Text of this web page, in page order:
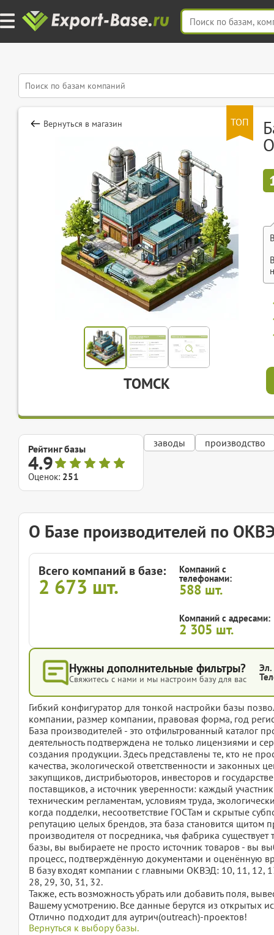
ТОП
Вернуться в магазин
ТОМСК
Рейтинг базы
4.9
Оценок: 251
заводы производство
О Базе производителей по
Всего компаний в базе:
2 673 шт.
Компаний с
телефонами:
588 шт.
Компаний с адресами:
2 305 шт.
Нужны дополнительные фильтры?
Свяжитесь с нами и мы настроим базу для вас
Эл.
Гибкий конфигуратор для тонкой настройки базы
компании, размер компании, правовая форма, год
База производителей - это отфильтрованный каталог
деятельность подтверждена не только лицензиями и
создания продукции. Здесь представлены те, кто не
качества, экологической ответственности и законных
закупщиков, дистрибьюторов, инвесторов и
поставщиков, а источник уверенности: каждый
техническим регламентам, условиям труда,
когда подделки, несоответствие ГОСТам и скрытые
репутацию целых брендов, эта база становится щитом
производителя от посредника, чья фабрика
базы, вы выбираете не просто источник товаров - вы
процесс, подтверждённую документами и оценённую
В базу входят компании с главными ОКВЭД: 10, 11, 12,
28, 29, 30, 31, 32.
Также, есть возможность убрать или добавить поля,
Вашему усмотрению. Все данные берутся из открытых
Отлично подходит для аутрич(outreach)-проектов!
Вернуться к выбору базы.